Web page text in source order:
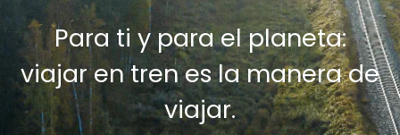
Para ti y para el planeta:
viajar en tren es la manera de
viajar.